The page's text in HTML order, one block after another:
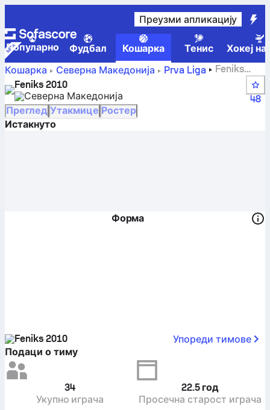
Преузми апликацију
Популарно Фудбал Кошарка Тенис
Хокеј
Кошарка
Северна Македонија Prva Liga
Feniks
2010 – резултати, табела, распоред и играчи
Feniks 2010
Северна Македонија
48
Преглед Утакмице Ростер
Истакнуто
Форма
Feniks 2010
Упореди тимове
Подаци о тиму
34
Укупно играча
22.5 год
Просечна старост играча